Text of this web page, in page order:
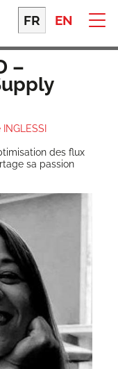
FR EN
–
des flux
sa pas­sion